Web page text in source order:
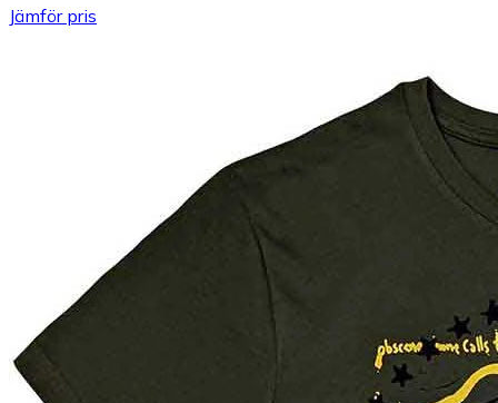
Jämför pris